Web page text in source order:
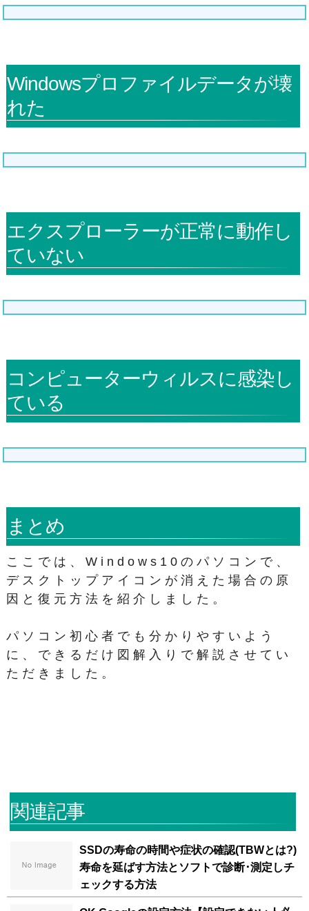
Windowsプロファイルデータが壊
れた
エクスプローラーが正常に動作し
ていない
コンピューターウィルスに感染し
ている
まとめ
ここでは、Windows10のパソコンで、
デスクトップアイコンが消えた場合の原
因と復元方法を紹介しました。
パソコン初心者でも分かりやすいよう
に、できるだけ図解入りで解説させてい
ただきました。
関連記事
SSDの寿命の時間や症状の確認(TBWとは?)
寿命を延ばす方法とソフトで診断･測定しチ
ェックする方法